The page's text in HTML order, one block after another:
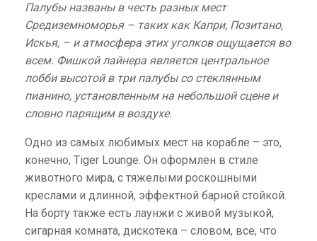
Палубы названы в честь разных мест
Средиземноморья – таких как Капри, Позитано,
Искья, – и атмосфера этих уголков ощущается во
всем. Фишкой лайнера является центральное
лобби высотой в три палубы со стеклянным
пианино, установленным на небольшой сцене и
словно парящим в воздухе.
Одно из самых любимых мест на корабле – это,
конечно, Tiger Lounge. Он оформлен в стиле
животного мира, с тяжелыми роскошными
креслами и длинной, эффектной барной стойкой.
На борту также есть лаунжи с живой музыкой,
сигарная комната, дискотека – словом, все, что